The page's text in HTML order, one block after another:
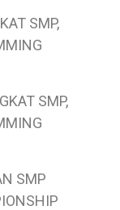
SMP,
SMP,
SMP